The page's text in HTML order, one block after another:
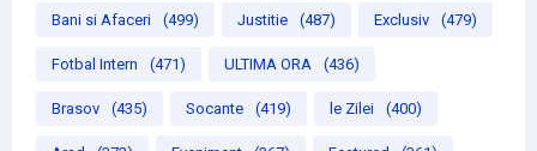
Bani si Afaceri (499) Justitie (487) Exclusiv (479)
Fotbal Intern (471) ULTIMA ORA (436)
Brasov (435) Socante (419) le Zilei (400)